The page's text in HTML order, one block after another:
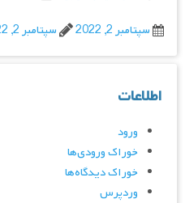
سپتامبر 2, 2022
سپتامبر 2, 2022
اطلاعات
ورود
خوراک ورودی‌ها
خوراک دیدگاه‌ها
وردپرس